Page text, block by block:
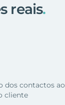
reais.
dos contactos ao
cliente